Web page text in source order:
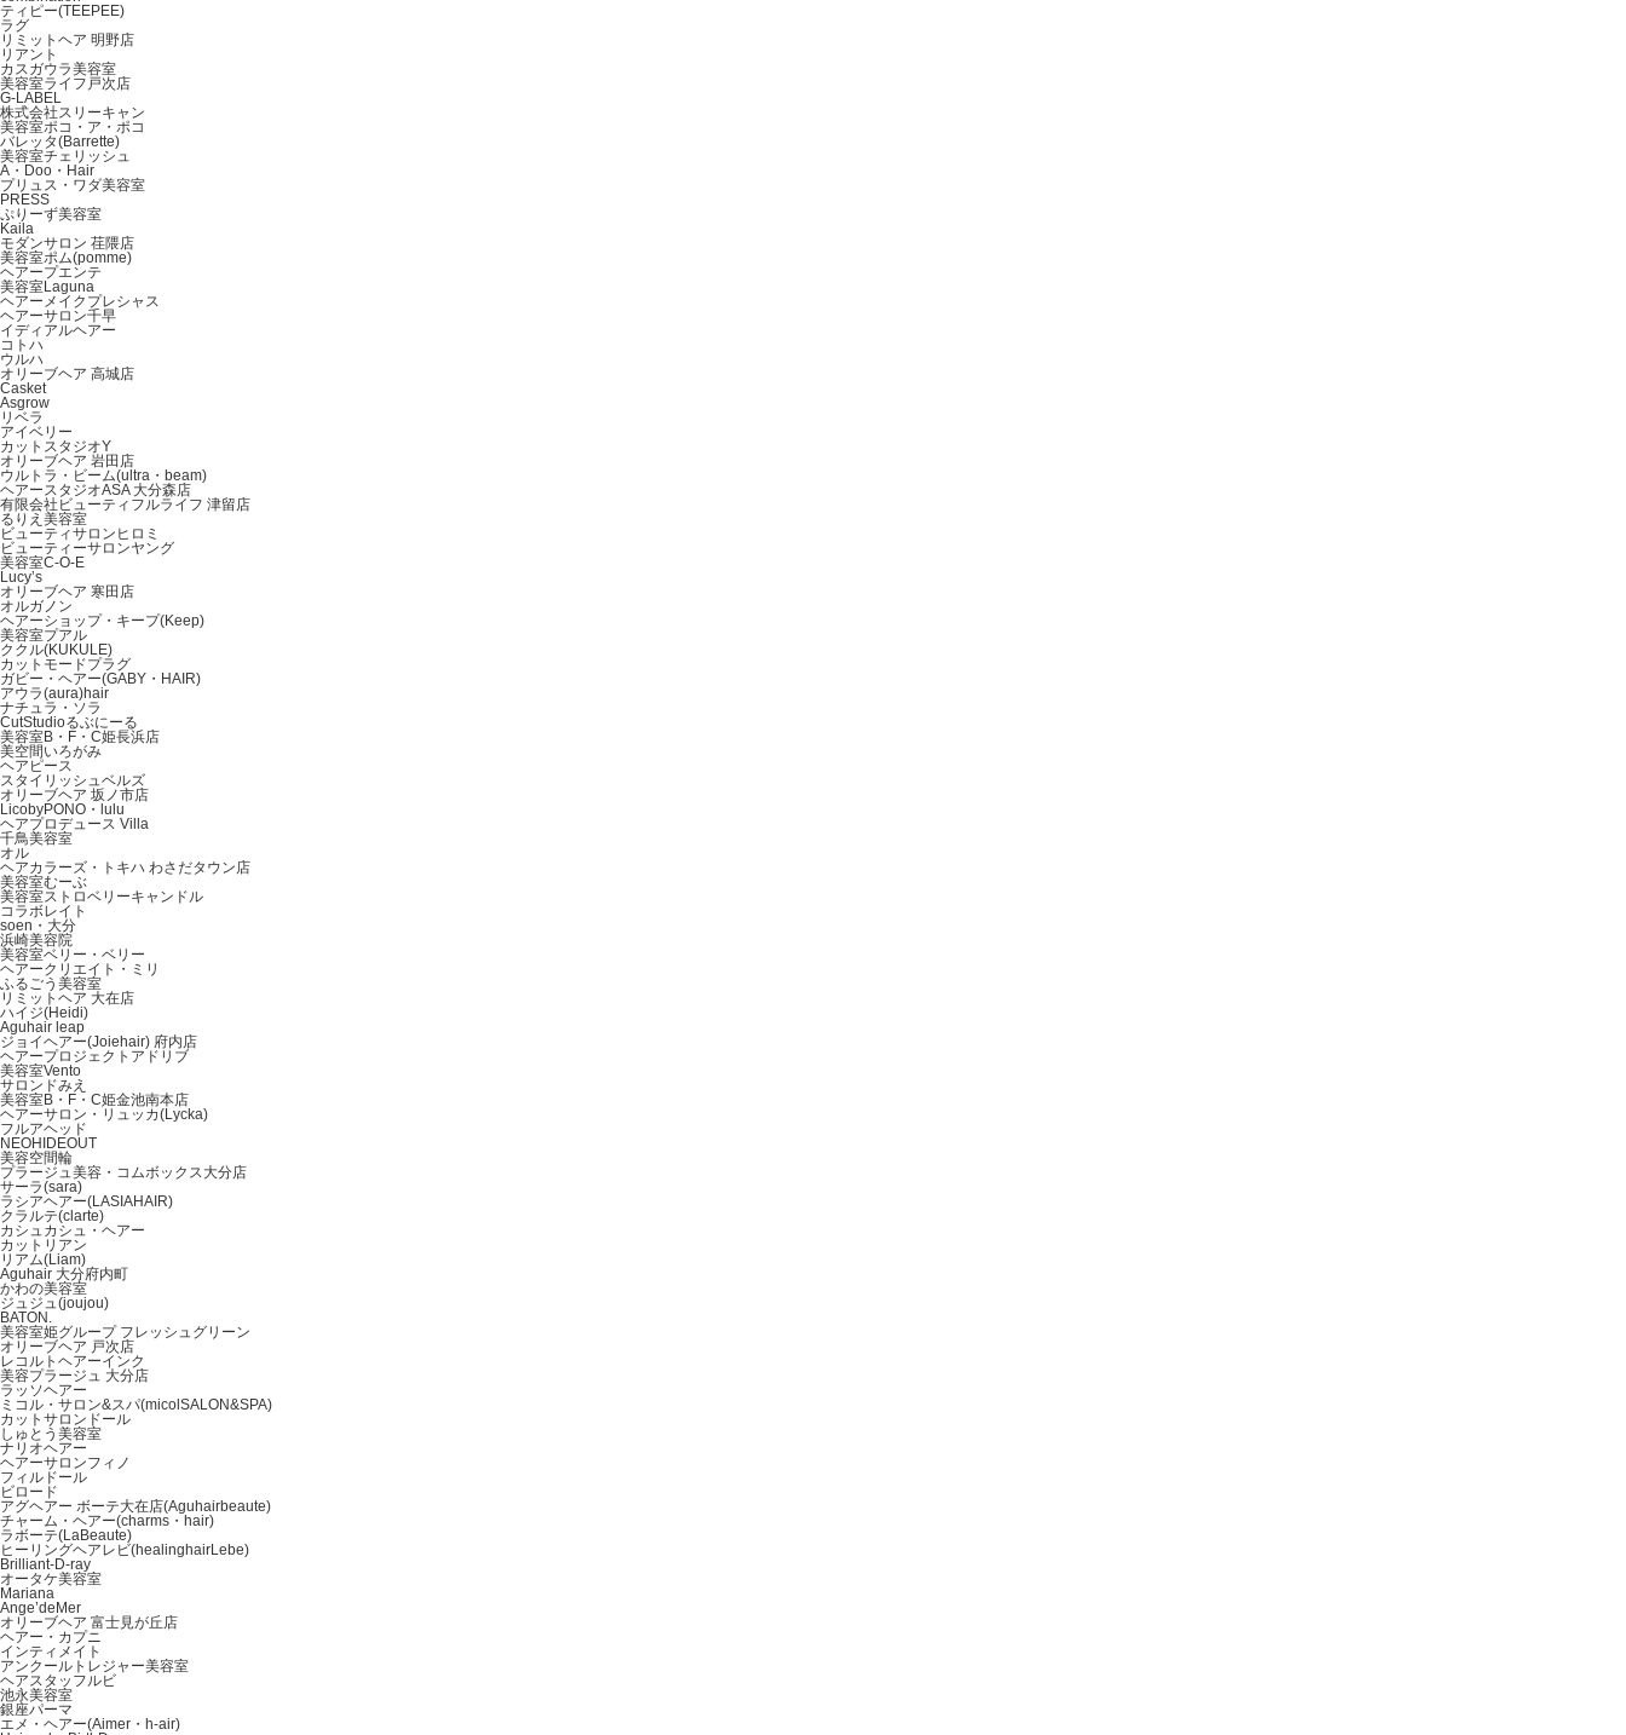
ティピー(TEEPEE)
ラグ
リミットヘア 明野店
リアント
カスガウラ美容室
美容室ライフ戸次店
G‐LABEL
株式会社スリーキャン
美容室ポコ・ア・ポコ
バレッタ(Barrette)
美容室チェリッシュ
A・Doo・Hair
プリュス・ワダ美容室
PRESS
ぷりーず美容室
Kaila
モダンサロン 荏隈店
美容室ポム(pomme)
ヘアープエンテ
美容室Laguna
ヘアーメイクプレシャス
ヘアーサロン千早
イディアルヘアー
コトハ
ウルハ
オリーブヘア 高城店
Casket
Asgrow
リベラ
アイベリー
カットスタジオY
オリーブヘア 岩田店
ウルトラ・ビーム(ultra・beam)
ヘアースタジオASA 大分森店
有限会社ビューティフルライフ 津留店
るりえ美容室
ビューティサロンヒロミ
ビューティーサロンヤング
美容室C‐O‐E
Lucy’s
オリーブヘア 寒田店
オルガノン
ヘアーショップ・キープ(Keep)
美容室プアル
ククル(KUKULE)
カットモードプラグ
ガビー・ヘアー(GABY・HAIR)
アウラ(aura)hair
ナチュラ・ソラ
CutStudioるぶにーる
美容室B・F・C姫長浜店
美空間いろがみ
ヘアピース
スタイリッシュベルズ
オリーブヘア 坂ノ市店
LicobyPONO・lulu
ヘアプロデュース Villa
千鳥美容室
オル
ヘアカラーズ・トキハ わさだタウン店
美容室むーぶ
美容室ストロベリーキャンドル
コラボレイト
soen・大分
浜崎美容院
美容室ベリー・ベリー
ヘアークリエイト・ミリ
ふるごう美容室
リミットヘア 大在店
ハイジ(Heidi)
Aguhair leap
ジョイヘアー(Joiehair) 府内店
ヘアープロジェクトアドリブ
美容室Vento
サロンドみえ
美容室B・F・C姫金池南本店
ヘアーサロン・リュッカ(Lycka)
フルアヘッド
NEOHIDEOUT
美容空間輪
プラージュ美容・コムボックス大分店
サーラ(sara)
ラシアヘアー(LASIAHAIR)
クラルテ(clarte)
カシュカシュ・ヘアー
カットリアン
リアム(Liam)
Aguhair 大分府内町
かわの美容室
ジュジュ(joujou)
BATON.
美容室姫グループ フレッシュグリーン
オリーブヘア 戸次店
レコルトヘアーインク
美容プラージュ 大分店
ラッソヘアー
ミコル・サロン&スパ(micolSALON&SPA)
カットサロンドール
しゅとう美容室
ナリオヘアー
ヘアーサロンフィノ
フィルドール
ビロード
アグヘアー ボーテ大在店(Aguhairbeaute)
チャーム・ヘアー(charms・hair)
ラボーテ(LaBeaute)
ヒーリングヘアレビ(healinghairLebe)
Brilliant-D-ray
オータケ美容室
Mariana
Ange’deMer
オリーブヘア 富士見が丘店
ヘアー・カプニ
インティメイト
アンクールトレジャー美容室
ヘアスタッフルビ
池永美容室
銀座パーマ
エメ・ヘアー(Aimer・h‐air)